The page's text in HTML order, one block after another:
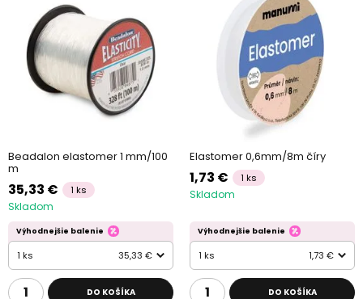
Beadalon elastomer 1 mm/100
m
35,33 € 1 ks
Skladom
Výhodnejšie balenie
1 ks 35,33 €
DO KOŠÍKA
Elastomer 0,6mm/8m číry
1,73 € 1 ks
Skladom
Výhodnejšie balenie
1 ks 1,73 €
DO KOŠÍKA